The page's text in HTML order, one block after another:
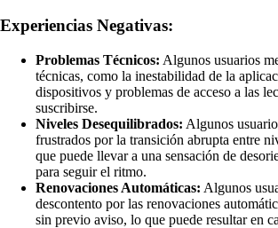
Experiencias Negativas:
Problemas Técnicos: Algunos usuarios
técnicas, como la inestabilidad de la
dispositivos y problemas de acceso a las
suscribirse.
Niveles Desequilibrados: Algunos
frustrados por la transición abrupta entre
que puede llevar a una sensación de
para seguir el ritmo.
Renovaciones Automáticas: Algunos
descontento por las renovaciones
sin previo aviso, lo que puede resultar en